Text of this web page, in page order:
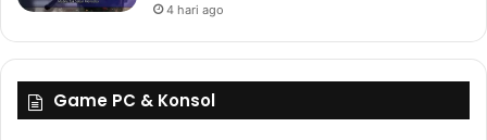
4 hari ago
Game PC & Konsol